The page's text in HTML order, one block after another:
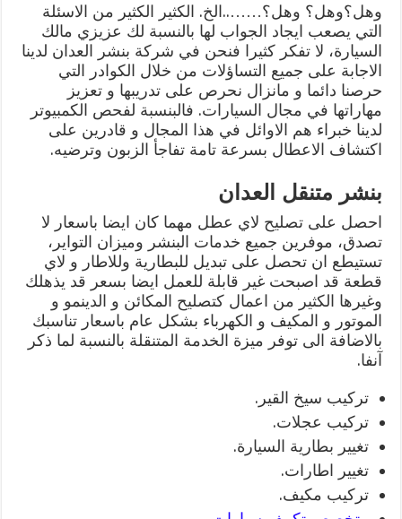
وهل؟وهل؟ وهل؟……..الخ. الكثير الكثير من الاسئلة
التي يصعب ايجاد الجواب لها بالنسبة لك عزيزي مالك
السيارة، لا تفكر كثيرا فنحن في شركة بنشر العدان لدينا
الاجابة على جميع التساؤلات من خلال الكوادر التي
حرصنا دائما و مانزال نحرص على تدريبها و تعزيز
مهاراتها في مجال السيارات. فالبنسبة لفحص الكمبيوتر
لدينا خبراء هم الاوائل في هذا المجال و قادرين على
اكتشاف الاعطال بسرعة تامة تفاجأ الزبون وترضيه.
بنشر متنقل العدان
احصل على تصليح لاي عطل مهما كان ايضا باسعار لا
تصدق، موفرين جميع خدمات البنشر وميزان التواير،
تستيطع ان تحصل على تبديل للبطارية وللاطار و لاي
قطعة قد اصبحت غير قابلة للعمل ايضا بسعر قد يذهلك
وغيرها الكثير من اعمال كتصليح المكائن و الدينمو و
الموتور و المكيف و الكهرباء بشكل عام باسعار تناسبك
بالاضافة الى توفر ميزة الخدمة المتنقلة بالنسبة لما ذكر
آنفا.
تركيب سيخ القير.
تركيب عجلات.
تغيير بطارية السيارة.
تغيير اطارات.
تركيب مكيف.